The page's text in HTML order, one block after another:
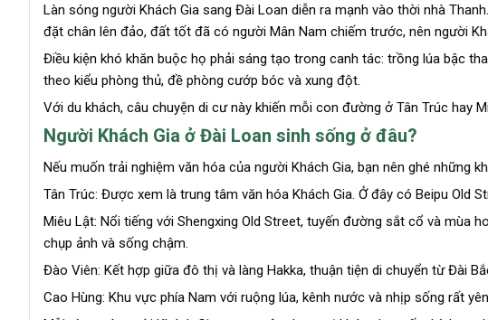
Làn sóng người Khách Gia sang Đài Loan diễn ra mạnh vào thời nhà
đặt chân lên đảo, đất tốt đã có người Mân Nam chiếm trước, nên người
Điều kiện khó khăn buộc họ phải sáng tạo trong canh tác: trồng lúa bậc
theo kiểu phòng thủ, đề phòng cướp bóc và xung đột.
Với du khách, câu chuyện di cư này khiến mỗi con đường ở Tân Trúc hay
Người Khách Gia ở Đài Loan sinh sống ở đâu?
Nếu muốn trải nghiệm văn hóa của người Khách Gia, bạn nên ghé những
Tân Trúc: Được xem là trung tâm văn hóa Khách Gia. Ở đây có Beipu Old
Miêu Lật: Nổi tiếng với Shengxing Old Street, tuyến đường sắt cổ và mùa
chụp ảnh và sống chậm.
Đào Viên: Kết hợp giữa đô thị và làng Hakka, thuận tiện di chuyển từ Đài
Cao Hùng: Khu vực phía Nam với ruộng lúa, kênh nước và nhịp sống rất yên